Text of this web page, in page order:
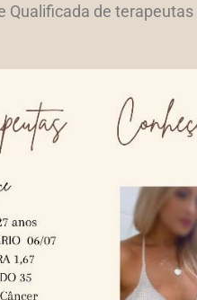
Qualificada de